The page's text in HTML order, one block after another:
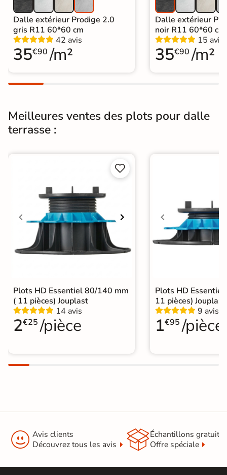
Dalle extérieur Prodige 2.0
gris R11 60*60 cm
42 avis
35€90 /m²
Dalle extérieur
noir R11 60*60 cm
15 avis
35€90 /m²
Meilleures ventes des plots pour dalle
terrasse :


Plots HD Essentiel 80/140 mm
( 11 pièces) Jouplast
14 avis
2€25 /pièce
Plots HD
11 pièces) Jouplast
9 avis
1€95 /pièce
 Avis clients
Découvrez tous les avis
Échantillons gratuit
Offre spéciale